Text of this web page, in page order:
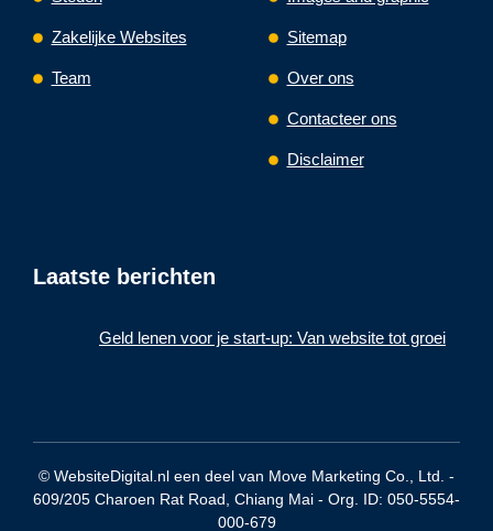
Zakelijke Websites
Team
Sitemap
Over ons
Contacteer ons
Disclaimer
Laatste berichten
Geld lenen voor je start-up: Van website tot groei
© WebsiteDigital.nl een deel van Move Marketing Co., Ltd. -
609/205 Charoen Rat Road, Chiang Mai - Org. ID: 050-5554-
000-679